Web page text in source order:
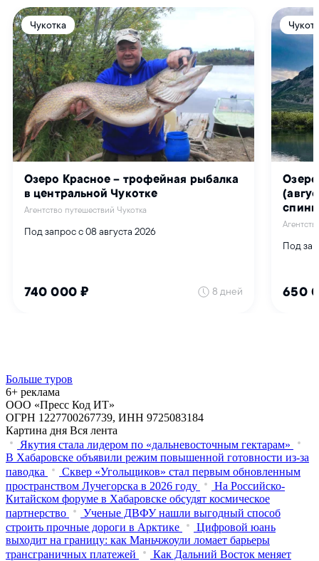
Больше туров
6+ реклама
ООО «Пресс Код ИТ»
ОГРН 1227700267739, ИНН 9725083184
Картина дня Вся лента
Якутия стала лидером по «дальневосточным гектарам»
В Хабаровске объявили режим повышенной готовности из‑за
паводка
Сквер «Угольщиков» стал первым обновленным
пространством Лучегорска в 2026 году
На Российско-
Китайском форуме в Хабаровске обсудят космическое
партнерство
Ученые ДВФУ нашли выгодный способ
строить прочные дороги в Арктике
Цифровой юань
выходит на границу: как Маньчжоули ломает барьеры
трансграничных платежей
Как Дальний Восток меняет